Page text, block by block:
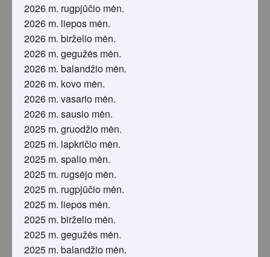
2026 m. rugpjūčio mėn.
2026 m. liepos mėn.
2026 m. birželio mėn.
2026 m. gegužės mėn.
2026 m. balandžio mėn.
2026 m. kovo mėn.
2026 m. vasario mėn.
2026 m. sausio mėn.
2025 m. gruodžio mėn.
2025 m. lapkričio mėn.
2025 m. spalio mėn.
2025 m. rugsėjo mėn.
2025 m. rugpjūčio mėn.
2025 m. liepos mėn.
2025 m. birželio mėn.
2025 m. gegužės mėn.
2025 m. balandžio mėn.